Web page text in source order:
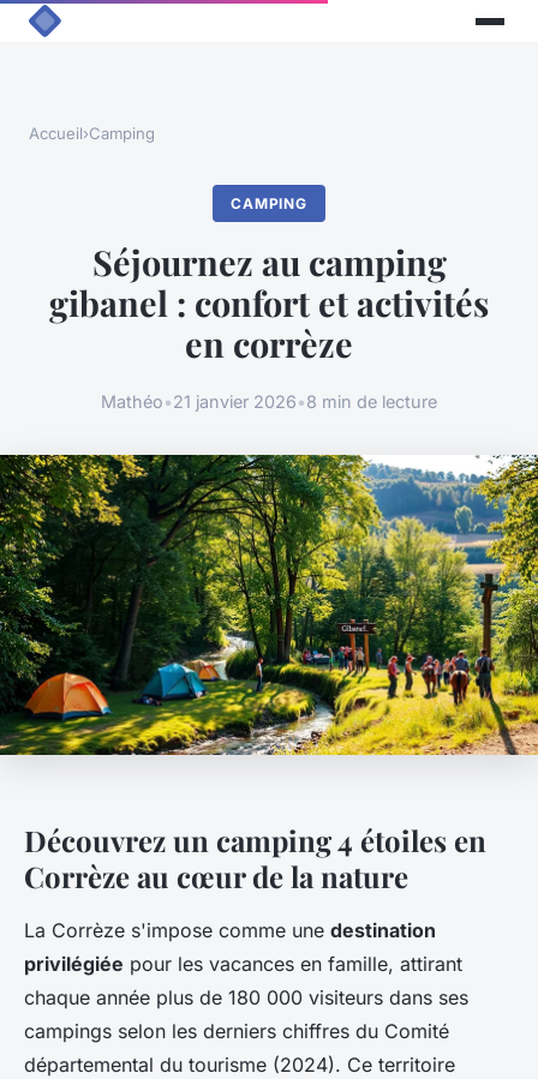
Accueil›Camping
CAMPING
Séjournez au camping
gibanel : confort et activités
en corrèze
Mathéo•21 janvier 2026•8 min de lecture
Découvrez un camping 4 étoiles en
Corrèze au cœur de la nature
La Corrèze s'impose comme une destination
privilégiée pour les vacances en famille, attirant
chaque année plus de 180 000 visiteurs dans ses
campings selon les derniers chiffres du Comité
départemental du tourisme (2024). Ce territoire